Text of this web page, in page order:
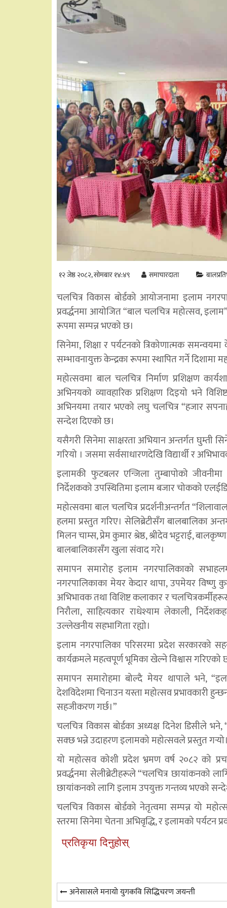
१२ जेष्ठ २०८२, सोमबार १४:४९ समाचारदाता
चलचित्र विकास बोर्डको आयोजनामा इलाम
प्रवर्द्धनमा आयोजित “बाल चलचित्र महोत्सव,
रूपमा सम्पन्न भएको छ।
सिनेमा, शिक्षा र पर्यटनको त्रिकोणात्मक
सम्भावनायुक्त केन्द्रका रूपमा स्थापित गर्ने दिशामा
महोत्सवमा बाल चलचित्र निर्माण प्रशिक्षण
अभिनयको व्यावहारिक प्रशिक्षण दिइयो भने
अभिनयमा तयार भएको लघु चलचित्र “हजार
सन्देश दिएको छ।
यसैगरी सिनेमा साक्षरता अभियान अन्तर्गत घुम्ती
गरियो । जसमा सर्वसाधारणदेखि विद्यार्थी र
इलामकी फुटबलर एन्जिला तुम्बापोको जीवनीमा
निर्देशकको उपस्थितिमा इलाम बजार चोकको एलईडि
महोत्सवमा बाल चलचित्र प्रदर्शनीअन्तर्गत
हलमा प्रस्तुत गरिए। सेलिब्रेटीसँग बालबालिका
मिलन चाम्स, प्रेम कुमार श्रेष्ठ, श्रीदेव भट्टराई,
बालबालिकासँग खुला संवाद गरे।
समापन समारोह इलाम नगरपालिकाको
नगरपालिकाका मेयर केदार थापा, उपमेयर विष्णु
अभिभावक तथा विशिष्ट कलाकार र
निरौला, साहित्यकार राधेश्याम लेकाली,
उल्लेखनीय सहभागिता रह्यो।
इलाम नगरपालिका परिसरमा प्रदेश सरकारको
कार्यक्रमले महत्वपूर्ण भूमिका खेल्ने विश्वास गरिएको
समापन समारोहमा बोल्दै मेयर थापाले भने,
देशविदेशमा चिनाउन यस्ता महोत्सव प्रभावकारी
सहजीकरण गर्छ।”
चलचित्र विकास बोर्डका अध्यक्ष दिनेश डिसीले भने,
सक्छ भन्ने उदाहरण इलामको महोत्सवले प्रस्तुत गर्यो।
यो महोत्सव कोशी प्रदेश भ्रमण वर्ष २०८२ को
प्रवर्द्धनमा सेलीब्रेटीहरूले “चलचित्र छायांकनको
छायांकनको लागि इलाम उपयुक्त गन्तव्य भएको
चलचित्र विकास बोर्डको नेतृत्वमा सम्पन्न यो
स्तरमा सिनेमा चेतना अभिवृद्धि, र इलामको पर्यटन
प्रतिकृया दिनुहोस्
Post
अनेसासले मनायो युगकवि सिद्धिचरण जयन्ती